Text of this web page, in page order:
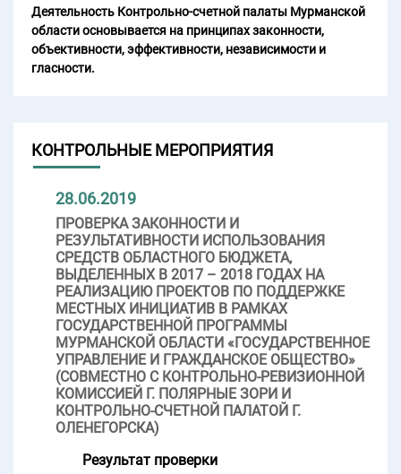
Деятельность Контрольно-счетной палаты Мурманской
области основывается на принципах законности,
объективности, эффективности, независимости и
гласности.
КОНТРОЛЬНЫЕ МЕРОПРИЯТИЯ
28.06.2019
ПРОВЕРКА ЗАКОННОСТИ И
РЕЗУЛЬТАТИВНОСТИ ИСПОЛЬЗОВАНИЯ
СРЕДСТВ ОБЛАСТНОГО БЮДЖЕТА,
ВЫДЕЛЕННЫХ В 2017 – 2018 ГОДАХ НА
РЕАЛИЗАЦИЮ ПРОЕКТОВ ПО ПОДДЕРЖКЕ
МЕСТНЫХ ИНИЦИАТИВ В РАМКАХ
ГОСУДАРСТВЕННОЙ ПРОГРАММЫ
МУРМАНСКОЙ ОБЛАСТИ «ГОСУДАРСТВЕННОЕ
УПРАВЛЕНИЕ И ГРАЖДАНСКОЕ ОБЩЕСТВО»
(СОВМЕСТНО С КОНТРОЛЬНО-РЕВИЗИОННОЙ
КОМИССИЕЙ Г. ПОЛЯРНЫЕ ЗОРИ И
КОНТРОЛЬНО-СЧЕТНОЙ ПАЛАТОЙ Г.
ОЛЕНЕГОРСКА)
Результат проверки